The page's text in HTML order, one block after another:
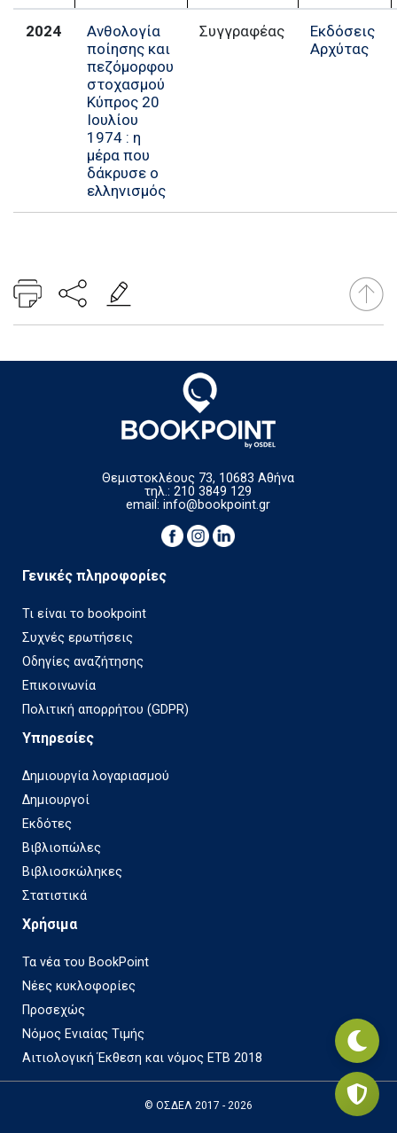
2024
Ανθολογία
ποίησης και
πεζόμορφου
στοχασμού
Κύπρος 20
Ιουλίου
1974 : η
μέρα που
δάκρυσε ο
ελληνισμός
Εκδόσεις
Αρχύτας
Θεμιστοκλέους 73, 10683 Αθήνα
τηλ.: 210 3849 129
email:info@bookpoint.gr
Γενικές πληροφορίες
Τι είναι το bookpoint
Συχνές ερωτήσεις
Οδηγίες αναζήτησης
Επικοινωνία
Πολιτική απορρήτου (GDPR)
Υπηρεσίες
Δημιουργία λογαριασμού
Δημιουργοί
Εκδότες
Βιβλιοπώλες
Βιβλιοσκώληκες
Στατιστικά
Χρήσιμα
Τα νέα του BookPoint
Νέες κυκλοφορίες
Προσεχώς
Νόμος Ενιαίας Τιμής
Αιτιολογική Έκθεση και νόμος ΕΤΒ 2018
© ΟΣΔΕΛ 2017 - 2026